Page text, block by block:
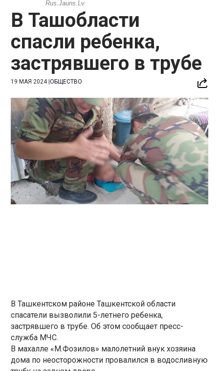
В Ташобласти
спасли ребенка,
застрявшего в трубе
19 МАЯ 2024|ОБЩЕСТВО
В Ташкентском районе Ташкентской области
спасатели вызволили 5-летнего ребенка,
застрявшего в трубе. Об этом сообщает пресс-
служба МЧС.
В махалле «М.Фозилов» малолетний внук хозяина
дома по неосторожности провалился в водосливную